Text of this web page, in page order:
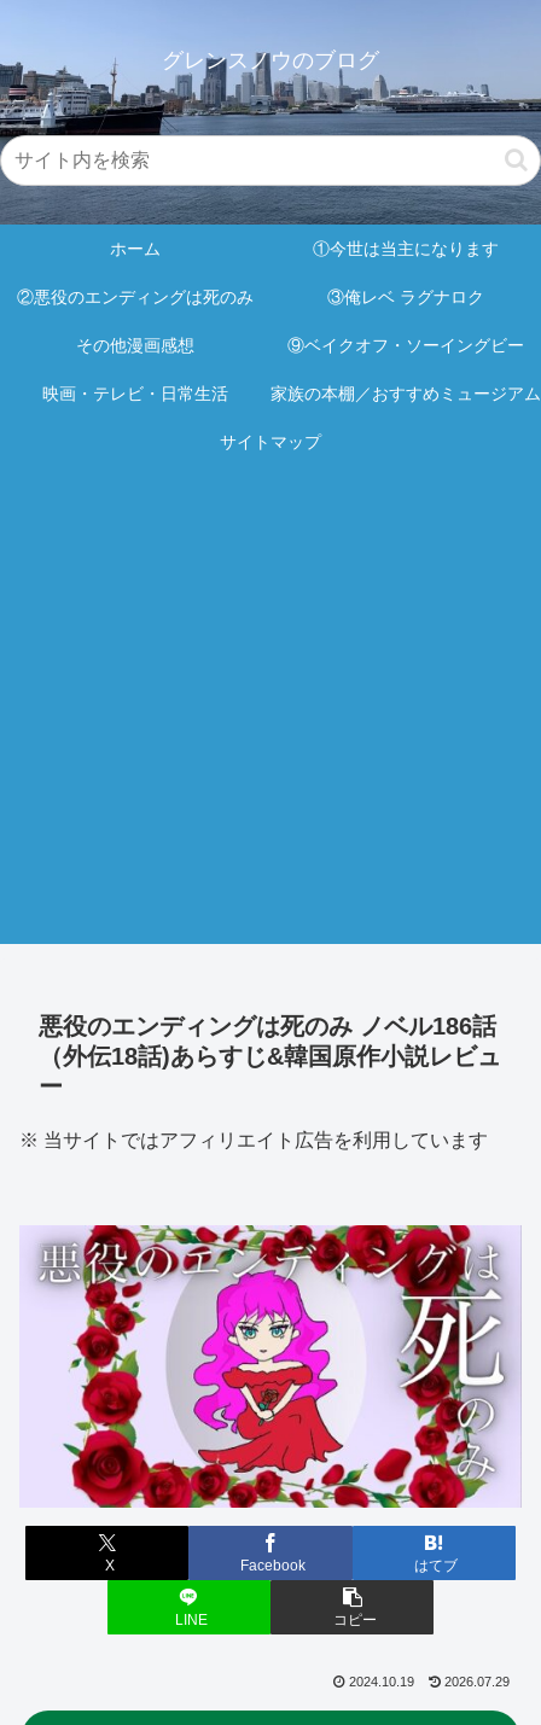
グレンスノウのブログ
ホーム ①今世は当主になります
②悪役のエンディングは死のみ ③俺レベ ラグナロク
その他漫画感想 ⑨ベイクオフ・ソーイングビー
映画・テレビ・日常生活 家族の本棚／おすすめミュージアム
サイトマップ
悪役のエンディングは死のみ ノベル186話
（外伝18話)あらすじ&韓国原作小説レビュ
ー
※ 当サイトではアフィリエイト広告を利用しています
X Facebook はてブ
LINE コピー
2024.10.19 2026.07.29